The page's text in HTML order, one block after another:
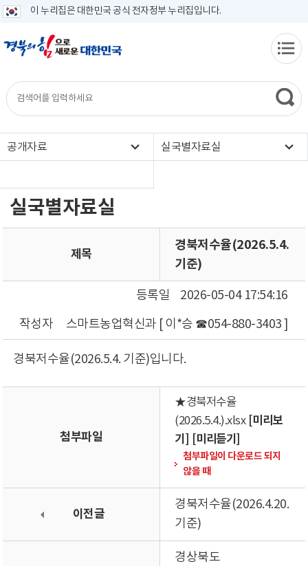
이 누리집은 대한민국 공식 전자정부 누리집입니다.
공개자료 실국별자료실
실국별자료실
제목
경북저수율(2026.5.4.
기준)
등록일
2026-05-04 17:54:16
작성자
스마트농업혁신과 [ 이*승 ☎054-880-3403 ]
경북저수율(2026.5.4. 기준)입니다.
첨부파일
★경북저수율
(2026.5.4.).xlsx [미리보
기]
[미리듣기]
첨부파일이 다운로드 되지
않을 때
이전글
경북저수율(2026.4.20.
기준)
경상북도